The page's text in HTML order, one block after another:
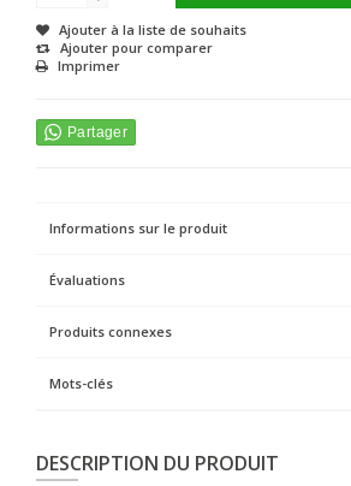
Ajouter à la liste de souhaits
Ajouter pour comparer
Imprimer
Informations sur le produit
Évaluations
Produits connexes
Mots-clés
DESCRIPTION DU PRODUIT